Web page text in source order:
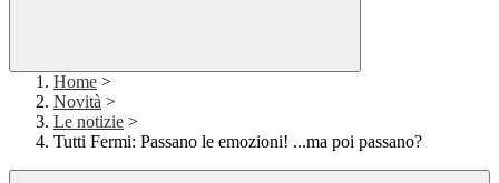
Home >
Novità >
Le notizie >
Tutti Fermi: Passano le emozioni! ...ma poi passano?